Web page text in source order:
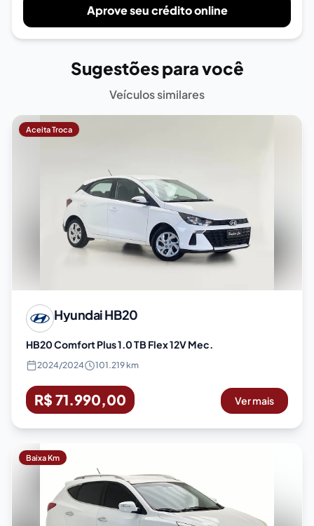
Aprove seu crédito online
Sugestões para você
Veículos similares
Aceita Troca
HyundaiHB20
HB20 Comfort Plus 1.0 TB Flex 12V Mec.
2024/2024 101.219 km
R$ 71.990,00 Ver mais
Baixa Km